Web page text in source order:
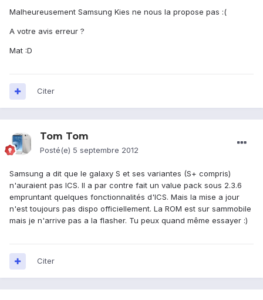
Malheureusement Samsung Kies ne nous la propose pas :(
A votre avis erreur ?
Mat :D
Citer
Tom Tom
Posté(e) 5 septembre 2012
Samsung a dit que le galaxy S et ses variantes (S+ compris)
n'auraient pas ICS. Il a par contre fait un value pack sous 2.3.6
empruntant quelques fonctionnalités d'ICS. Mais la mise a jour
n'est toujours pas dispo officiellement. La ROM est sur sammobile
mais je n'arrive pas a la flasher. Tu peux quand même essayer :)
Citer